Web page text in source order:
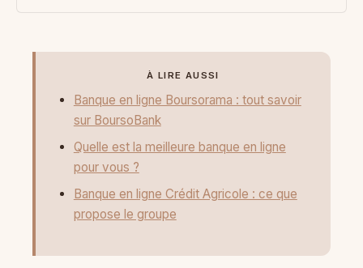
À LIRE AUSSI
Banque en ligne Boursorama : tout savoir
sur BoursoBank
Quelle est la meilleure banque en ligne
pour vous ?
Banque en ligne Crédit Agricole : ce que
propose le groupe